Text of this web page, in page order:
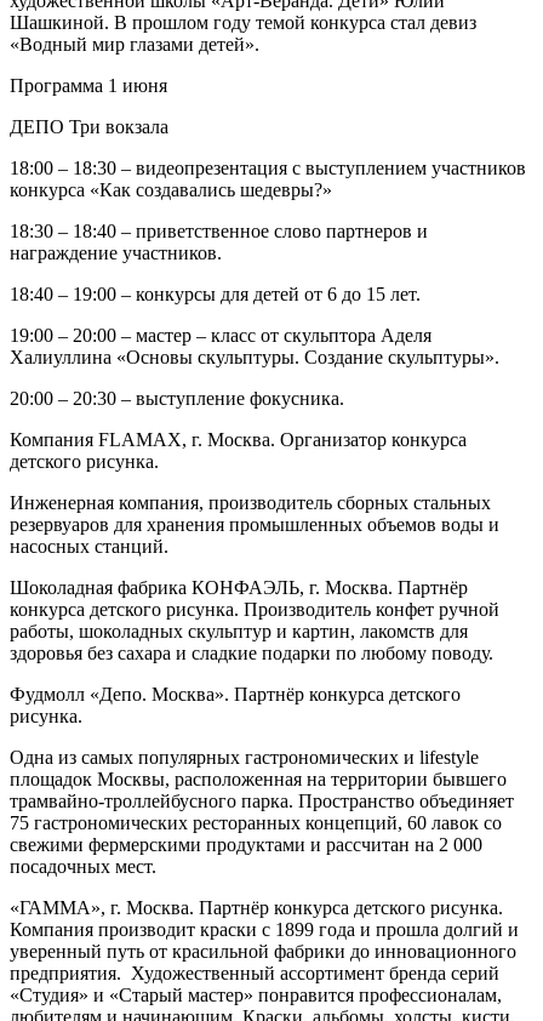
Шашкиной. В прошлом году темой конкурса стал девиз
«Водный мир глазами детей».
Программа 1 июня
ДЕПО Три вокзала
18:00 – 18:30 – видеопрезентация с выступлением участников
конкурса «Как создавались шедевры?»
18:30 – 18:40 – приветственное слово партнеров и
награждение участников.
18:40 – 19:00 – конкурсы для детей от 6 до 15 лет.
19:00 – 20:00 – мастер – класс от скульптора Аделя
Халиуллина «Основы скульптуры. Создание скульптуры».
20:00 – 20:30 – выступление фокусника.
Компания FLAMAX, г. Москва. Организатор конкурса
детского рисунка.
Инженерная компания, производитель сборных стальных
резервуаров для хранения промышленных объемов воды и
насосных станций.
Шоколадная фабрика КОНФАЭЛЬ, г. Москва. Партнёр
конкурса детского рисунка. Производитель конфет ручной
работы, шоколадных скульптур и картин, лакомств для
здоровья без сахара и сладкие подарки по любому поводу.
Фудмолл «Депо. Москва». Партнёр конкурса детского
рисунка.
Одна из самых популярных гастрономических и lifestyle
площадок Москвы, расположенная на территории бывшего
трамвайно-троллейбусного парка. Пространство объединяет
75 гастрономических ресторанных концепций, 60 лавок со
свежими фермерскими продуктами и рассчитан на 2 000
посадочных мест.
«ГАММА», г. Москва. Партнёр конкурса детского рисунка.
Компания производит краски с 1899 года и прошла долгий и
уверенный путь от красильной фабрики до инновационного
предприятия. Художественный ассортимент бренда серий
«Студия» и «Старый мастер» понравится профессионалам,